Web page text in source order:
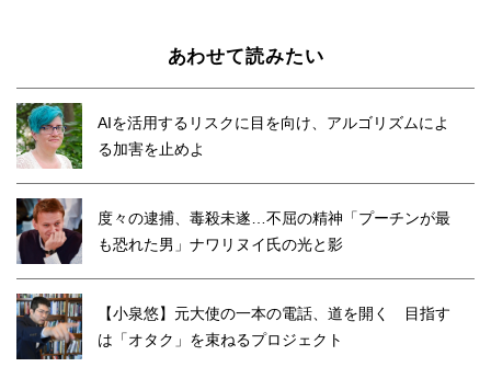
あわせて読みたい
AIを活用するリスクに目を向け、アルゴリズムによ
る加害を止めよ
度々の逮捕、毒殺未遂…不屈の精神「プーチンが最
も恐れた男」ナワリヌイ氏の光と影
【小泉悠】元大使の一本の電話、道を開く 目指す
は「オタク」を束ねるプロジェクト